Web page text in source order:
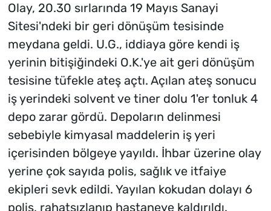
Olay, 20.30 sırlarında 19 Mayıs Sanayi
Sitesi'ndeki bir geri dönüşüm tesisinde
meydana geldi. U.G., iddiaya göre kendi iş
yerinin bitişiğindeki O.K.'ye ait geri dönüşüm
tesisine tüfekle ateş açtı. Açılan ateş sonucu
iş yerindeki solvent ve tiner dolu 1'er tonluk 4
depo zarar gördü. Depoların delinmesi
sebebiyle kimyasal maddelerin iş yeri
içerisinden bölgeye yayıldı. İhbar üzerine olay
yerine çok sayıda polis, sağlık ve itfaiye
ekipleri sevk edildi. Yayılan kokudan dolayı 6
polis, rahatsızlanıp hastaneye kaldırıldı.